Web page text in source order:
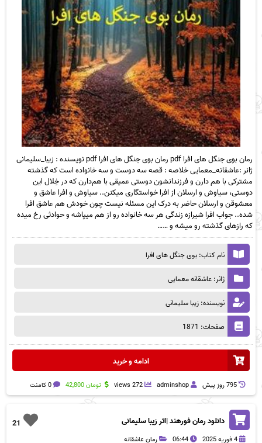
رمان بوی جنگل های افرا pdf رمان بوی جنگل های افرا pdf نویسنده : زیبا_سلیمانی
ژانر :عاشقانه_معمایی خلاصه : قصه سه دوست و سه خانواده است که گذشته
مشترکی با هم دارن و فرزندانشون دوستی عمیقی با هم‌دارن که در خِلال این
دوستی، سیاوش و ارسلان از افرا خواستگاری میکنن.. سیاوش و افرا عاشق و
معشوقن و ارسلان حاضر به درک این مسئله نیست چون خودش هم عاشق افرا
شده.. جواب افرا شیرازه زندگی هر سه خانواده رو از هم میپاشه و حوادثی رخ میده
که رازهای گذشته رو‌ میشه و ……
نام کتاب: بوی جنگل های افرا
ژانر: عاشقانه معمایی
نویسنده: زیبا سلیمانی
صفحات: 1871
ادامه و خرید
795 روز پيش adminshop
272 views تومان42,800 0 کامنت
21 دانلود رمان فورهند |اثر زیبا سلیمانی
4 فوریه 2025 06:44 رمان عاشقانه